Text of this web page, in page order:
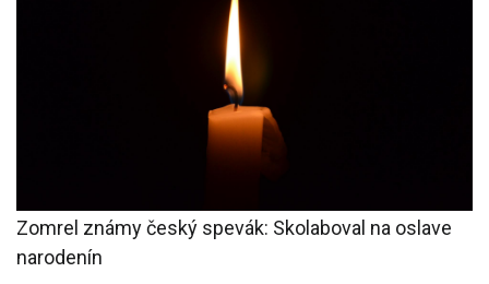
Zomrel známy český spevák: Skolaboval na oslave
narodenín